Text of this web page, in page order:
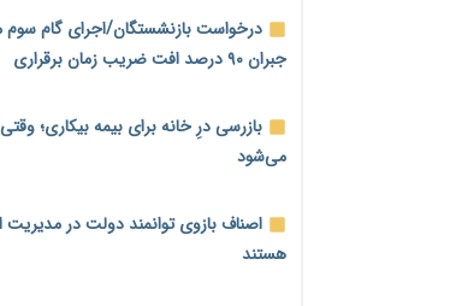
نه از جنگ می‌ترسیم، نه از مذاکره برای
فرمول تازه مستمری در راه است؛ کارگران
اجتماعی؟
درخواست بازنشستگان/اجرای گام
جبران ۹۰ درصد افت ضریب زمان برقراری
بازرسی درِ خانه برای بیمه بیکاری؛
می‌شود
اصناف بازوی توانمند دولت در مدیریت
هستند